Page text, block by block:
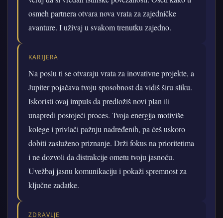
osmeh partnera otvara nova vrata za zajedničke
avanture. I uživaj u svakom trenutku zajedno.
KARIJERA
Na poslu ti se otvaraju vrata za inovativne projekte, a
Jupiter pojačava tvoju sposobnost da vidiš širu sliku.
Iskoristi ovaj impuls da predložiš novi plan ili
unapredi postojeći proces. Tvoja energija motiviše
kolege i privlači pažnju nadređenih, pa ćeš uskoro
dobiti zasluženo priznanje. Drži fokus na prioritetima
i ne dozvoli da distrakcije ometu tvoju jasnoću.
Uvežbaj jasnu komunikaciju i pokaži spremnost za
ključne zadatke.
ZDRAVLJE